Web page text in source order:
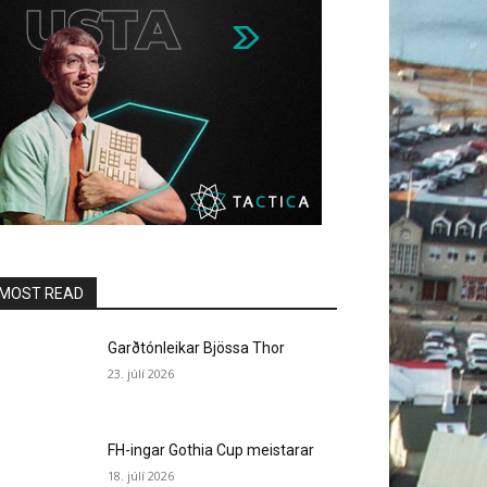
READ
Garðtónleikar Bjössa Thor
23. júlí 2026
FH-ingar Gothia Cup meistarar
18. júlí 2026